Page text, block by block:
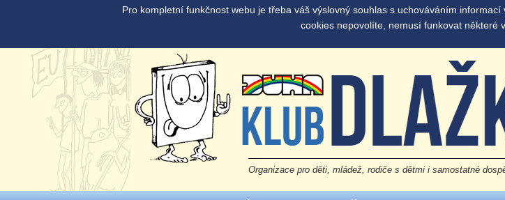
Pro kompletní funkčnost webu je třeba váš výslovný souhlas s uchováváním
cookies nepovolíte, nemusí funkovat některé
Organizace pro děti, mládež, rodiče s dětmi i samostatné